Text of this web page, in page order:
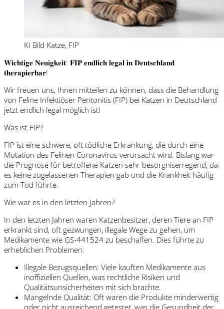
KI Bild Katze, FIP
𝐖𝐢𝐜𝐡𝐭𝐢𝐠𝐞 𝐍𝐞𝐮𝐢𝐠𝐤𝐞𝐢𝐭: 𝐅𝐈𝐏 𝐞𝐧𝐝𝐥𝐢𝐜𝐡 𝐥𝐞𝐠𝐚𝐥 𝐢𝐧 𝐃𝐞𝐮𝐭𝐬𝐜𝐡𝐥𝐚𝐧𝐝
𝐭𝐡𝐞𝐫𝐚𝐩𝐢𝐞𝐫𝐛𝐚𝐫!
Wir freuen uns, Ihnen mitteilen zu können, dass die Behandlung
von Feline Infektiöser Peritonitis (FIP) bei Katzen in Deutschland
jetzt endlich legal möglich ist!
Was ist FIP?
FIP ist eine schwere, oft tödliche Erkrankung, die durch eine
Mutation des Felinen Coronavirus verursacht wird. Bislang war
die Prognose für betroffene Katzen sehr besorgniserregend, da
es keine zugelassenen Therapien gab und die Krankheit häufig
zum Tod führte.
Wie war es in den letzten Jahren?
In den letzten Jahren waren Katzenbesitzer, deren Tiere an FIP
erkrankt sind, oft gezwungen, illegale Wege zu gehen, um
Medikamente wie GS-441524 zu beschaffen. Dies führte zu
erheblichen Problemen:
Illegale Bezugsquellen: Viele kauften Medikamente aus
inoffiziellen Quellen, was rechtliche Risiken und
Qualitätsunsicherheiten mit sich brachte.
Mangelnde Qualität: Oft waren die Produkte minderwertig
oder nicht ausreichend getestet, was die Gesundheit der